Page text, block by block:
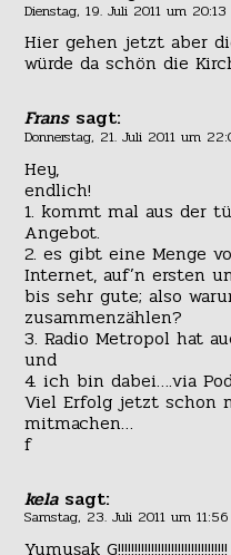
Dienstag, 19. Juli 2011 um
Hier gehen jetzt aber
würde da schön die
Frans sagt:
Donnerstag, 21. Juli 2011 um
Hey,
endlich!
1. kommt mal aus der
Angebot.
2. es gibt eine Menge
Internet, auf’n ersten
bis sehr gute; also
zusammenzählen?
3. Radio Metropol hat
und
4. ich bin dabei….via
Viel Erfolg jetzt schon
mitmachen…
f
kela sagt:
Samstag, 23. Juli 2011 um
Yumuşak G!!!!!!!!!!!!!!!!!!!!!!!!!!!!!!!!!